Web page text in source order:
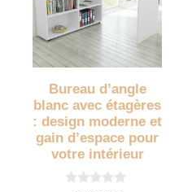
Bureau d’angle
blanc avec étagères
: design moderne et
gain d’espace pour
votre intérieur